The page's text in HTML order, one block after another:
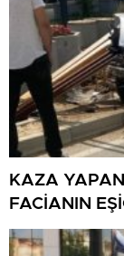
KAZA
FACİANIN